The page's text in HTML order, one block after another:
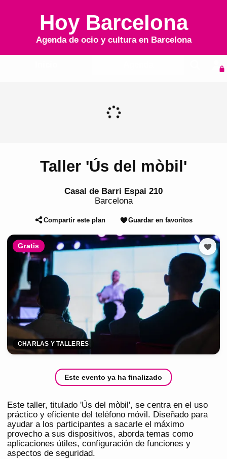
Hoy Barcelona
Agenda de ocio y cultura en Barcelona
Taller 'Ús del mòbil'
Casal de Barri Espai 210
Barcelona
Compartir este plan Guardar en favoritos
Gratis
CHARLAS Y TALLERES
Este evento ya ha finalizado
Este taller, titulado 'Ús del mòbil', se centra en el uso
práctico y eficiente del teléfono móvil. Diseñado para
ayudar a los participantes a sacarle el máximo
provecho a sus dispositivos, aborda temas como
aplicaciones útiles, configuración de funciones y
aspectos de seguridad.